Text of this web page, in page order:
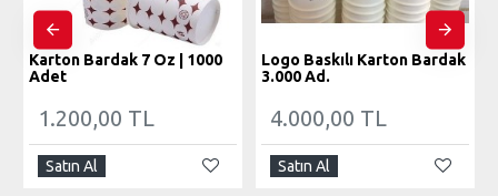
Karton Bardak 7 Oz | 1000
Adet
1.200,00 TL
Satın Al
Logo Baskılı Karton Bardak
3.000 Ad.
4.000,00 TL
Satın Al